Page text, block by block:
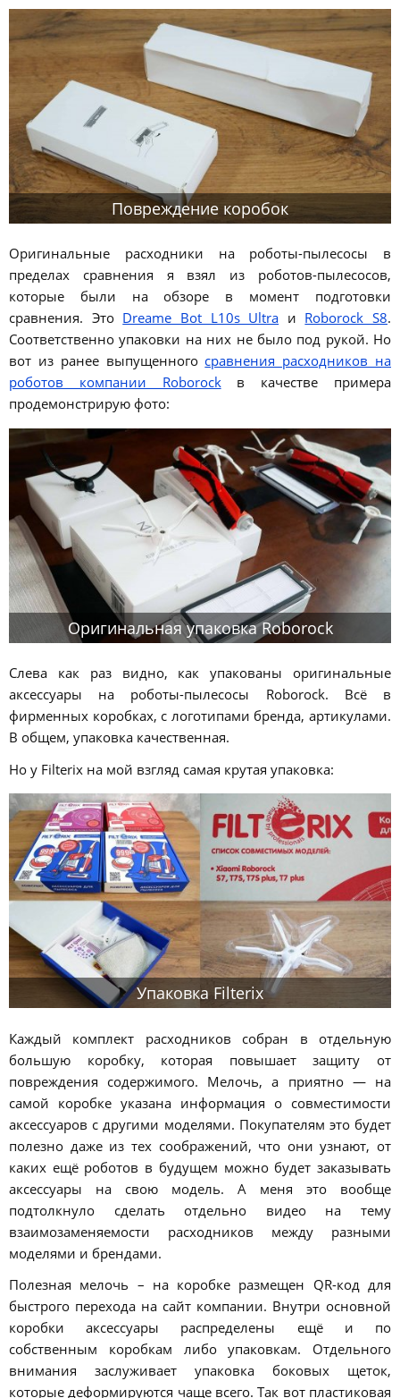
Повреждение коробок
Оригинальные расходники на роботы-пылесосы в
пределах сравнения я взял из роботов-пылесосов,
которые были на обзоре в момент подготовки
сравнения. Это Dreame Bot L10s Ultra и Roborock S8.
Соответственно упаковки на них не было под рукой. Но
вот из ранее выпущенного сравнения расходников на
роботов компании Roborockв качестве примера
продемонстрирую фото:
Оригинальная упаковка Roborock
Слева как раз видно, как упакованы оригинальные
аксессуары на роботы-пылесосы Roborock. Всё в
фирменных коробках, с логотипами бренда, артикулами.
В общем, упаковка качественная.
Но у Filterix на мой взгляд самая крутая упаковка:
Упаковка Filterix
Каждый комплект расходников собран в отдельную
большую коробку, которая повышает защиту от
повреждения содержимого. Мелочь, а приятно — на
самой коробке указана информация о совместимости
аксессуаров с другими моделями. Покупателям это будет
полезно даже из тех соображений, что они узнают, от
каких ещё роботов в будущем можно будет заказывать
аксессуары на свою модель. А меня это вообще
подтолкнуло сделать отдельно видео на тему
взаимозаменяемости расходников между разными
моделями и брендами.
Полезная мелочь – на коробке размещен QR-код для
быстрого перехода на сайт компании. Внутри основной
коробки аксессуары распределены ещё и по
собственным коробкам либо упаковкам. Отдельного
внимания заслуживает упаковка боковых щеток,
которые деформируются чаще всего. Так вот пластиковая